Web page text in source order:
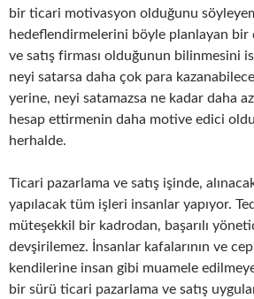
bir ticari motivasyon olduğunu
hedeflendirmelerini böyle planlayan
ve satış firması olduğunun bilinmesini
neyi satarsa daha çok para
yerine, neyi satamazsa ne kadar daha
hesap ettirmenin daha motive edici
herhalde.
Ticari pazarlama ve satış işinde,
yapılacak tüm işleri insanlar yapıyor.
müteşekkil bir kadrodan, başarılı
devşirilemez. İnsanlar kafalarının ve
kendilerine insan gibi muamele
bir sürü ticari pazarlama ve satış